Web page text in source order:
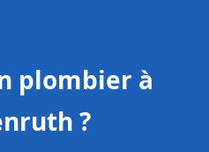
plombier à
?